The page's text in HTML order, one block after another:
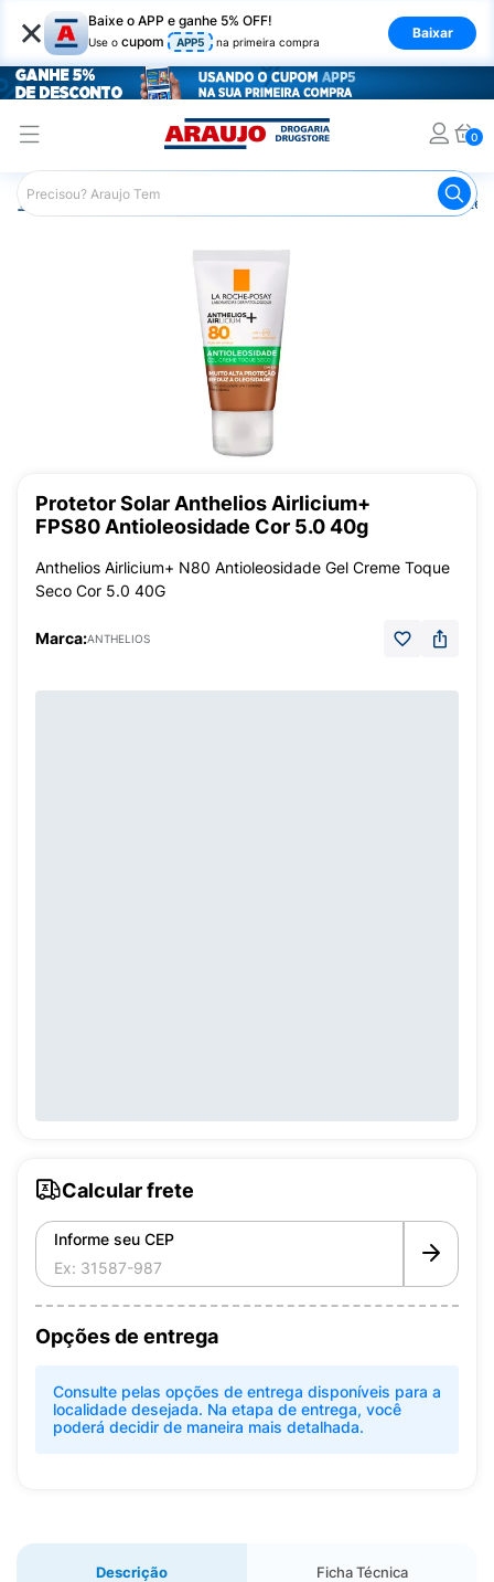
× Baixe o APP e ganhe 5% OFF!
Use o cupom APP5 na primeira compra
Baixar
0
Araujo Dermocosméticos
Protetor Solar Anthelios Airlicium+
FPS80 Antioleosidade Cor 5.0 40g
Anthelios Airlicium+ N80 Antioleosidade Gel Creme Toque
Seco Cor 5.0 40G
Marca:ANTHELIOS
Calcular frete
Informe seu CEP
Opções de entrega
Consulte pelas opções de entrega disponíveis para a
localidade desejada. Na etapa de entrega, você
poderá decidir de maneira mais detalhada.
Descrição Ficha Técnica